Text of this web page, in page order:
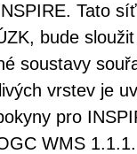
Tato
bude
soustavy
vrstev je
pro
WMS